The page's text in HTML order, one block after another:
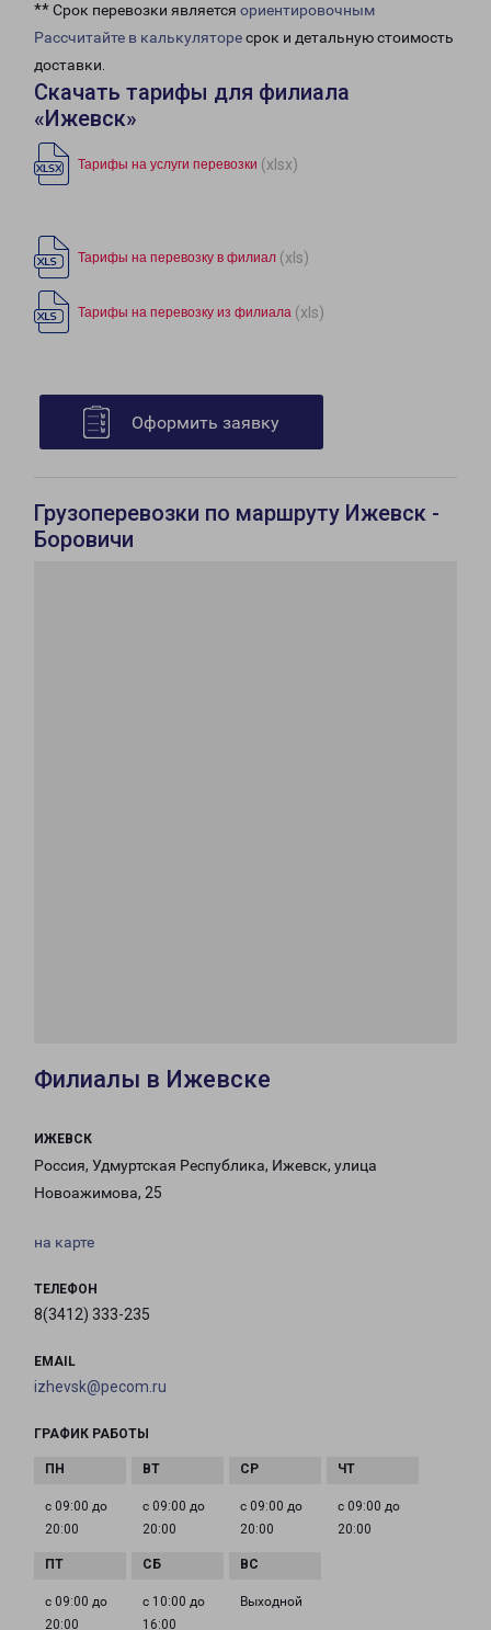
** Срок перевозки является ориентировочным
Рассчитайте в калькуляторесрок и детальную стоимость
доставки.
Скачать тарифы для филиала
«Ижевск»
Тарифы на услуги перевозки (xlsx)
Тарифы на перевозку в филиал (xls)
Тарифы на перевозку из филиала (xls)
Оформить заявку
Грузоперевозки по маршруту Ижевск -
Боровичи
Филиалы в Ижевске
ИЖЕВСК
Россия, Удмуртская Республика, Ижевск, улица
Новоажимова, 25
на карте
ТЕЛЕФОН
8(3412) 333-235
EMAIL
izhevsk@pecom.ru
ГРАФИК РАБОТЫ
с 09:00 до
20:00
с 09:00 до
20:00
с 09:00 до
20:00
с 09:00 до
20:00
с 09:00 до
20:00
с 10:00 до
16:00
Выходной